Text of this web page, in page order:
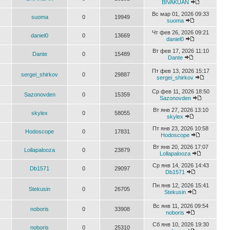
BIVAKUAN
suoma 0 19949
Вс мар 01, 2026 09:33
suoma
daniel0 0 13669
Чт фев 26, 2026 09:21
daniel0
Dante 0 15489
Вт фев 17, 2026 11:10
Dante
sergei_shirkov 0 29887
Пт фев 13, 2026 15:17
sergei_shirkov
Sazonovden 0 15359
Ср фев 11, 2026 18:50
Sazonovden
skylex 0 58055
Вт янв 27, 2026 13:10
skylex
Hodoscope 0 17831
Пт янв 23, 2026 10:58
Hodoscope
Lollapalooza 0 23879
Вт янв 20, 2026 17:07
Lollapalooza
Db1571 0 29097
Ср янв 14, 2026 14:43
Db1571
Stekusin 0 26705
Пн янв 12, 2026 15:41
Stekusin
noboris 0 33908
Вс янв 11, 2026 09:54
noboris
noboris 0 25310
Сб янв 10, 2026 19:30